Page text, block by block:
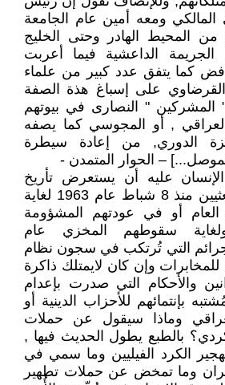
المالكي ومعه أمين عام الجامعة
من المحيط الهادر وحتى الخليج
الجريمة الداعشية فيما أعربت
كما يتفق عدد كبير من علماء
على إسباغ هذة الصفة
المشركين " النصارى في بيوتهم
, أو المجوسي كما يصفه
الدوري, من إعادة سيطرة
– الحوار المتمدن -
عليه أن يستعرض تأريخ
العراق تحت حكم البعثيين منذ 8 شباط عام 1963 لغاية
أو في عودتهم المشؤومة
عام 1968ولغاية سقوطهم المخزي عام
الجرائم التي تُرتكب في سجون نظام
للمخابرات وإن كان لايمتلك ذاكرة
والأحكام التي صدرت بإعدام
بإنتمائهم للأحزاب الدينية أو
وماذا سيقول عن حملات
بالطبع يطول الحديث فيها ,
الكرد الفيليين وما سمي في
وما تمخض عن حملات تطهير